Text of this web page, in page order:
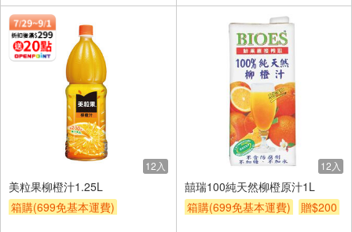
12入
美粒果柳橙汁1.25L
箱購(699免基本運費)
12入
囍瑞100純天然柳橙原汁1L
箱購(699免基本運費)
贈$200